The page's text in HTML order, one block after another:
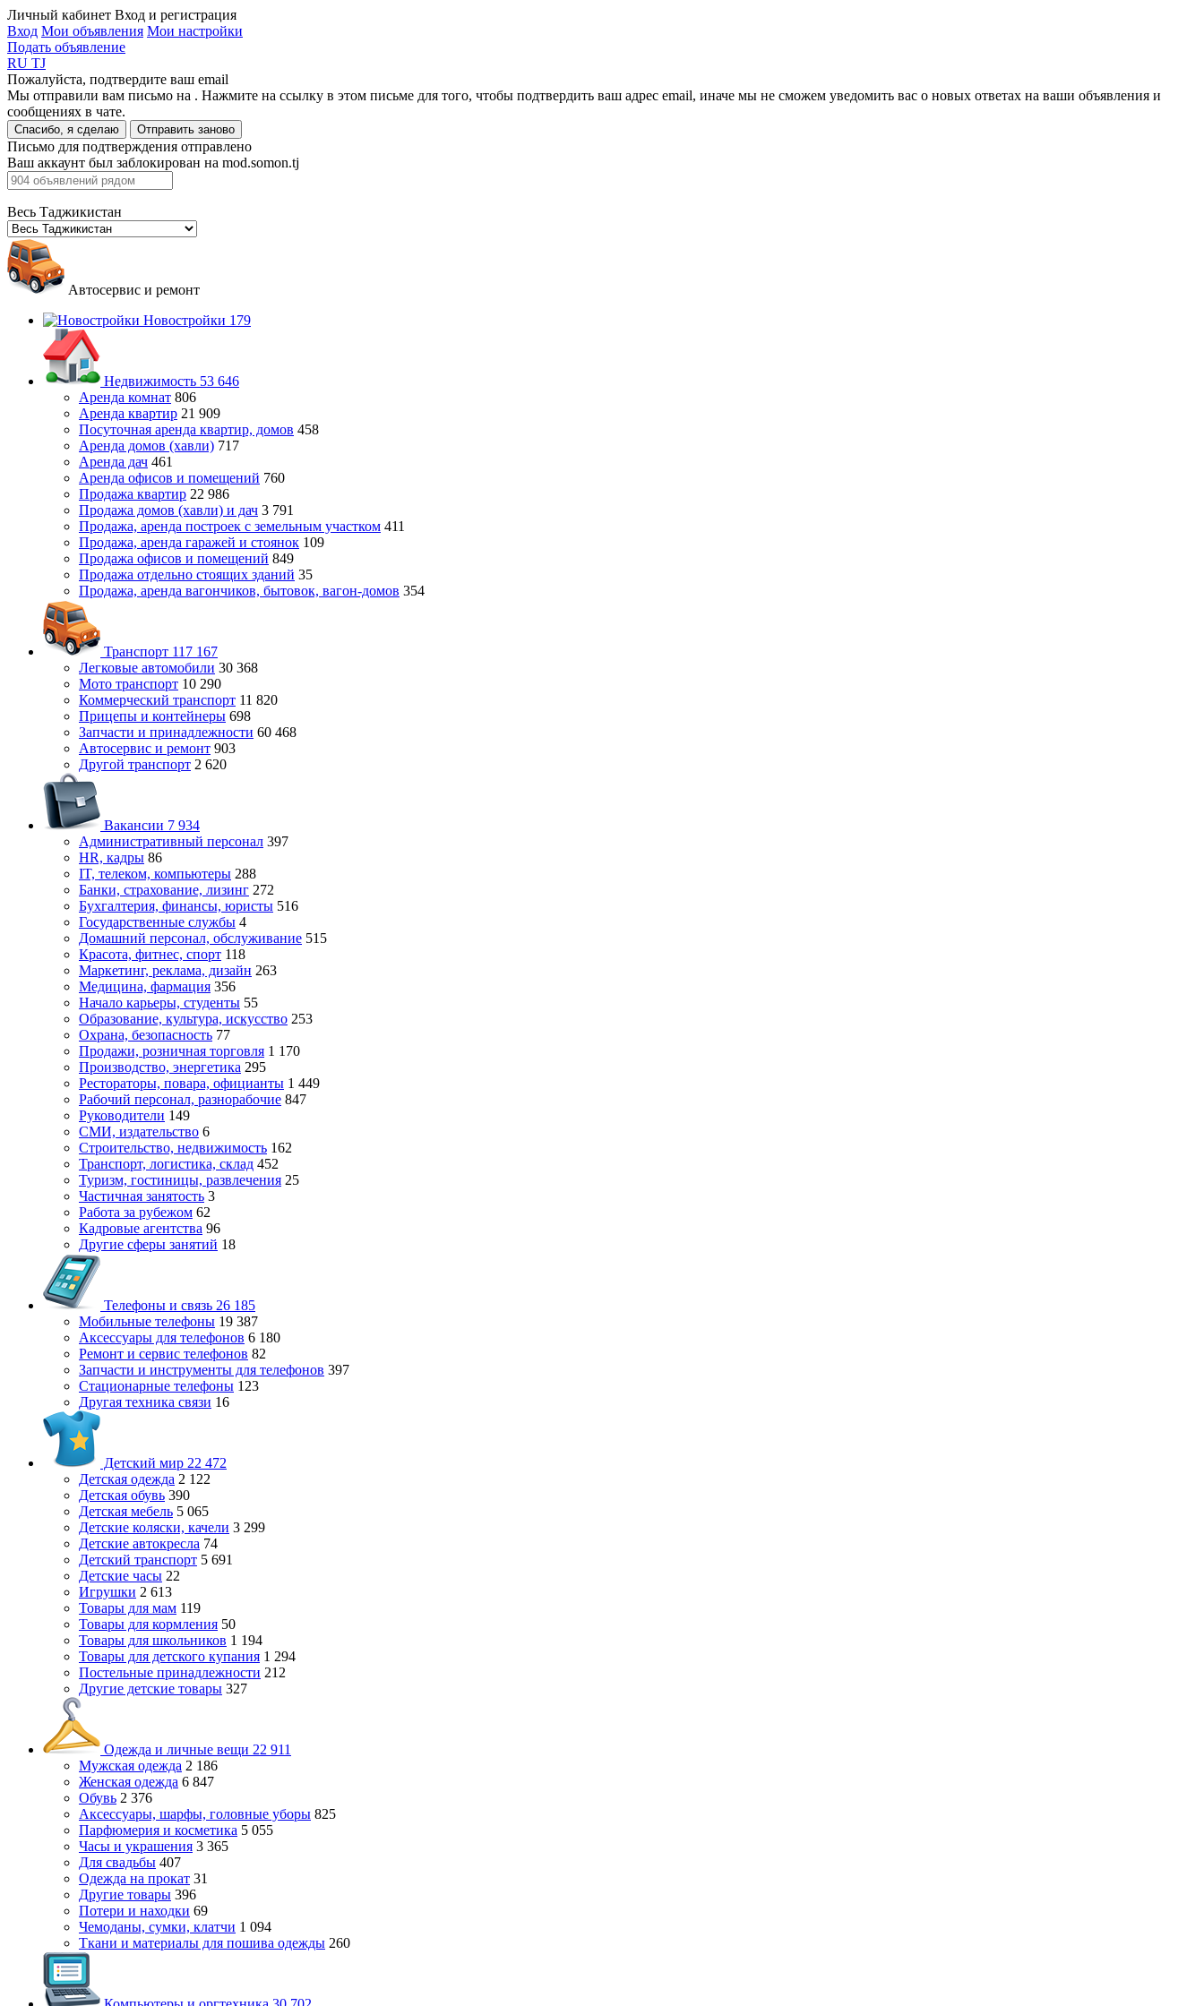
Личный кабинет Вход и регистрация
Вход Мои объявления Мои настройки
Подать объявление
RU TJ
Пожалуйста, подтвердите ваш email
Мы отправили вам письмо на . Нажмите на ссылку в этом письме для того, чтобы подтвердить ваш адрес email, иначе мы не сможем уведомить вас о новых ответах на ваши объявления и
сообщениях в чате.
Спасибо, я сделаю Отправить заново
Письмо для подтверждения отправлено
Ваш аккаунт был заблокирован на mod.somon.tj
Весь Таджикистан
Автосервис и ремонт
Новостройки 179
Недвижимость 53 646
Аренда комнат 806
Аренда квартир 21 909
Посуточная аренда квартир, домов 458
Аренда домов (хавли) 717
Аренда дач 461
Аренда офисов и помещений 760
Продажа квартир 22 986
Продажа домов (хавли) и дач 3 791
Продажа, аренда построек с земельным участком 411
Продажа, аренда гаражей и стоянок 109
Продажа офисов и помещений 849
Продажа отдельно стоящих зданий 35
Продажа, аренда вагончиков, бытовок, вагон-домов 354
Транспорт 117 167
Легковые автомобили 30 368
Мото транспорт 10 290
Коммерческий транспорт 11 820
Прицепы и контейнеры 698
Запчасти и принадлежности 60 468
Автосервис и ремонт 903
Другой транспорт 2 620
Вакансии 7 934
Административный персонал 397
HR, кадры 86
IT, телеком, компьютеры 288
Банки, страхование, лизинг 272
Бухгалтерия, финансы, юристы 516
Государственные службы 4
Домашний персонал, обслуживание 515
Красота, фитнес, спорт 118
Маркетинг, реклама, дизайн 263
Медицина, фармация 356
Начало карьеры, студенты 55
Образование, культура, искусство 253
Охрана, безопасность 77
Продажи, розничная торговля 1 170
Производство, энергетика 295
Рестораторы, повара, официанты 1 449
Рабочий персонал, разнорабочие 847
Руководители 149
СМИ, издательство 6
Строительство, недвижимость 162
Транспорт, логистика, склад 452
Туризм, гостиницы, развлечения 25
Частичная занятость 3
Работа за рубежом 62
Кадровые агентства 96
Другие сферы занятий 18
Телефоны и связь 26 185
Мобильные телефоны 19 387
Аксессуары для телефонов 6 180
Ремонт и сервис телефонов 82
Запчасти и инструменты для телефонов 397
Стационарные телефоны 123
Другая техника связи 16
Детский мир 22 472
Детская одежда 2 122
Детская обувь 390
Детская мебель 5 065
Детские коляски, качели 3 299
Детские автокресла 74
Детский транспорт 5 691
Детские часы 22
Игрушки 2 613
Товары для мам 119
Товары для кормления 50
Товары для школьников 1 194
Товары для детского купания 1 294
Постельные принадлежности 212
Другие детские товары 327
Одежда и личные вещи 22 911
Мужская одежда 2 186
Женская одежда 6 847
Обувь 2 376
Аксессуары, шарфы, головные уборы 825
Парфюмерия и косметика 5 055
Часы и украшения 3 365
Для свадьбы 407
Одежда на прокат 31
Другие товары 396
Потери и находки 69
Чемоданы, сумки, клатчи 1 094
Ткани и материалы для пошива одежды 260